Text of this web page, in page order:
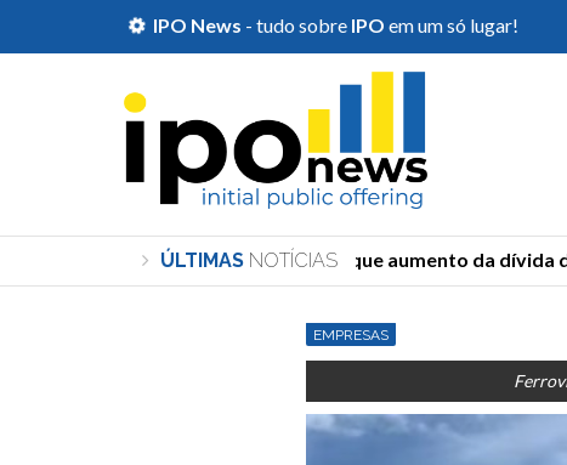
IPO News - tudo sobre IPO em um só lugar!
ÚLTIMAS NOTÍCIAS
Durigan diz que aumento da dívida
EMPRESAS